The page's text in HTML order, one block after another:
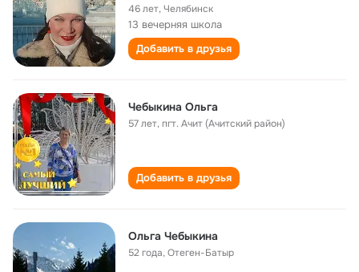
46 лет,Челябинск
13 вечерняя школа
Добавить в друзья
Чебыкина Ольга
57 лет,пгт. Ачит (Ачитский район)
Добавить в друзья
Ольга Чебыкина
52 года,Отеген-Батыр